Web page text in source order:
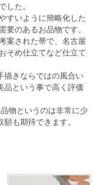
した。
すいように簡略化した
要のあるお品物です。
案された帯で、名古屋
そめ仕立てなど仕立て
描きならではの風合い
品という事で高く評価
物というのは非常に少
も期待できます。